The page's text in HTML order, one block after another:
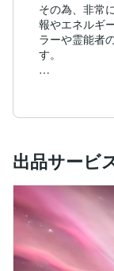
その為、非常
報やエネルギ
ラーや霊能者
す。
ク、波動術を
ん大きく変化
-得意な占術-
霊感、霊視、
リーディング
ク、願望成就
チュアルカ
その他多数ご
出品サービ